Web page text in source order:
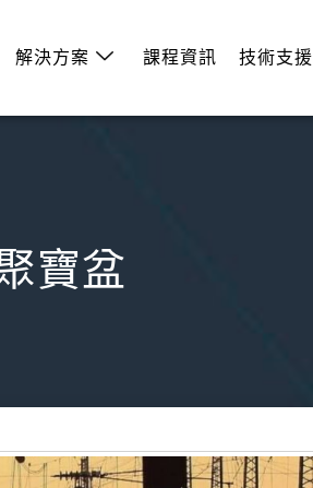
解決方案 課程資訊 技術支援
寶盆